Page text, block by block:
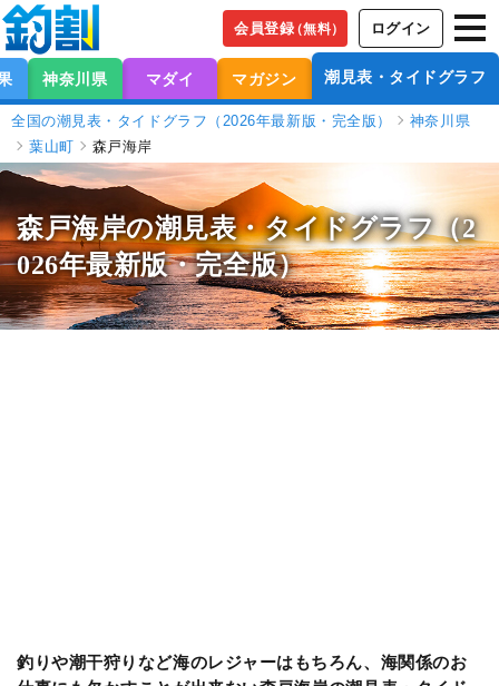
会員登録（無料） ログイン
神奈川県 マダイ マガジン 潮見表・タイドグラフ
全国の潮見表・タイドグラフ（2026年最新版・完全版）
神奈川県
葉山町
森戸海岸
森戸海岸の潮見表・タイドグラフ（2
026年最新版・完全版）
釣りや潮干狩りなど海のレジャーはもちろん、海関係のお